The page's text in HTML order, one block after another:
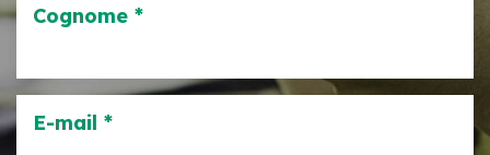
Cognome *
E-mail *